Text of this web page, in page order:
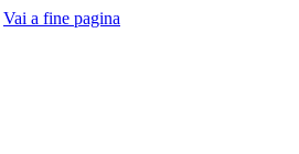
Vai a fine pagina